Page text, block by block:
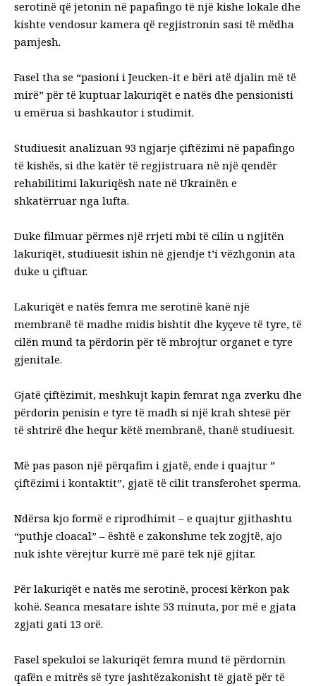
serotinë që jetonin në papafingo të një kishe lokale dhe
kishte vendosur kamera që regjistronin sasi të mëdha
pamjesh.
Fasel tha se “pasioni i Jeucken-it e bëri atë djalin më të
mirë” për të kuptuar lakuriqët e natës dhe pensionisti
u emërua si bashkautor i studimit.
Studiuesit analizuan 93 ngjarje çiftëzimi në papafingo
të kishës, si dhe katër të regjistruara në një qendër
rehabilitimi lakuriqësh nate në Ukrainën e
shkatërruar nga lufta.
Duke filmuar përmes një rrjeti mbi të cilin u ngjitën
lakuriqët, studiuesit ishin në gjendje t’i vëzhgonin ata
duke u çiftuar.
Lakuriqët e natës femra me serotinë kanë një
membranë të madhe midis bishtit dhe kyçeve të tyre, të
cilën mund ta përdorin për të mbrojtur organet e tyre
gjenitale.
Gjatë çiftëzimit, meshkujt kapin femrat nga zverku dhe
përdorin penisin e tyre të madh si një krah shtesë për
të shtrirë dhe hequr këtë membranë, thanë studiuesit.
Më pas pason një përqafim i gjatë, ende i quajtur ”
çiftëzimi i kontaktit”, gjatë të cilit transferohet sperma.
Ndërsa kjo formë e riprodhimit – e quajtur gjithashtu
“puthje cloacal” – është e zakonshme tek zogjtë, ajo
nuk ishte vërejtur kurrë më parë tek një gjitar.
Për lakuriqët e natës me serotinë, procesi kërkon pak
kohë. Seanca mesatare ishte 53 minuta, por më e gjata
zgjati gati 13 orë.
Fasel spekuloi se lakuriqët femra mund të përdornin
qafën e mitrës së tyre jashtëzakonisht të gjatë për të